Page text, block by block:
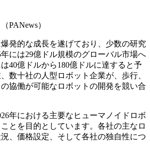
PANews）
発的な成長を遂げており、少数の研究
には29億ドル規模のグローバル市場へ
40億ドルから180億ドルに達すると予
数十社の人型ロボット企業が、歩行、
協働が可能​​なロボットの開発を競い合
年における主要なヒューマノイドロボ
とを目的としています。各社の主なロ
、価格設定、そして各社の独自性につ